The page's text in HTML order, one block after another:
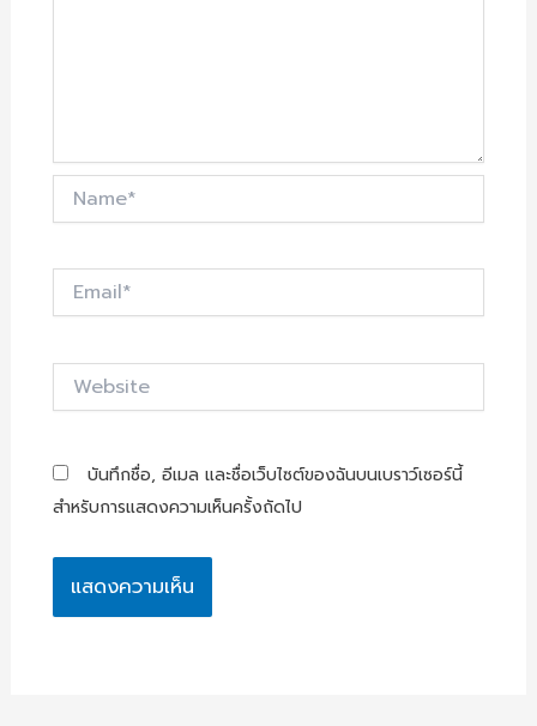
Name*
Email*
Website
บันทึกชื่อ, อีเมล และชื่อเว็บไซต์ของฉันบนเบราว์เซอร์นี้
สำหรับการแสดงความเห็นครั้งถัดไป